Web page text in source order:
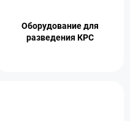
Оборудование для
разведения КРС